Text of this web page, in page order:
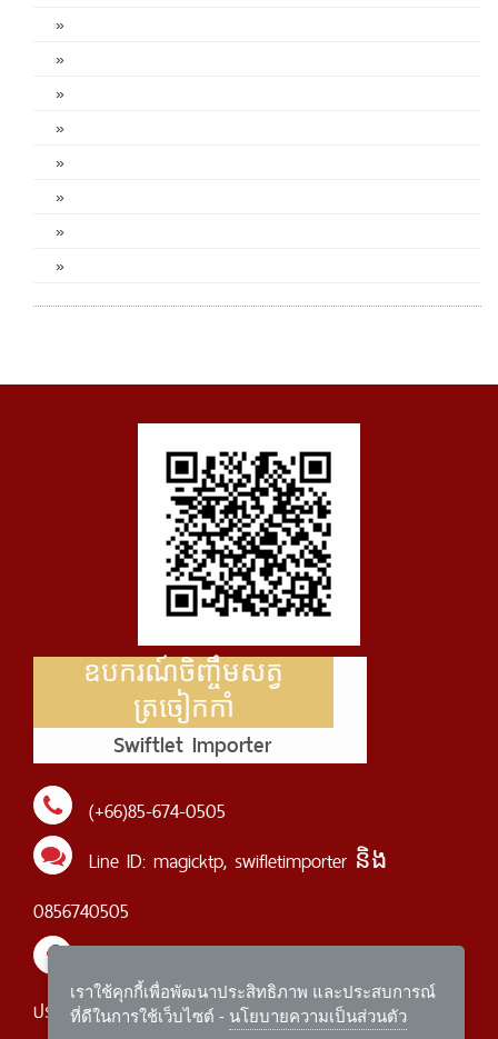
»
»
»
»
»
»
»
»
ឧបករណ៍ចិញ្ចឹមសត្វ
ត្រចៀកកាំ
Swiftlet Importer
(+66)85-674-0505
Line ID: magicktp, swifletimporter និង
0856740505
ประเทศไทย
เราใช้คุกกี้เพื่อพัฒนาประสิทธิภาพ และประสบการณ์
ที่ดีในการใช้เว็บไซต์ - นโยบายความเป็นส่วนตัว